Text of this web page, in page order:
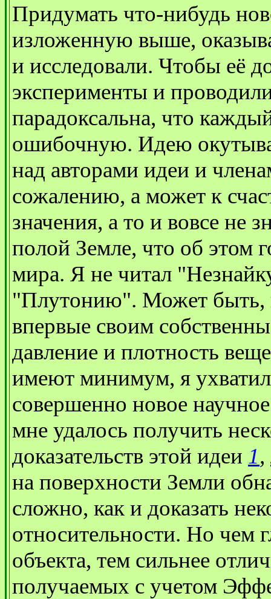
Придумать что-нибудь
изложенную выше,
и исследовали. Чтобы её
эксперименты и
парадоксальна, что
ошибочную. Идею
над авторами идеи и
сожалению, а может к
значения, а то и вовсе не
полой Земле, что об этом
мира. Я не читал
"Плутонию". Может быть,
впервые своим
давление и плотность
имеют минимум, я
совершенно новое
мне удалось получить
доказательств этой идеи 1,
на поверхности Земли
сложно, как и доказать
относительности. Но чем
объекта, тем сильнее
получаемых с учетом